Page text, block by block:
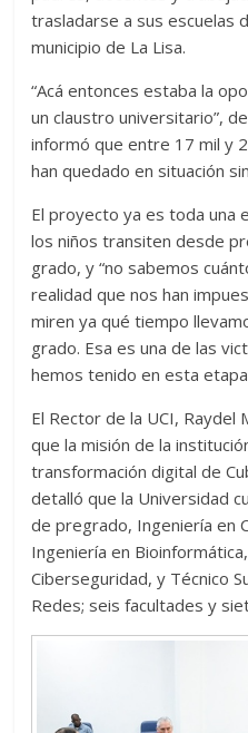
trasladarse a sus escuelas
municipio de La Lisa.
“Acá entonces estaba la
un claustro universitario”,
informó que entre 17 mil y
han quedado en situación
El proyecto ya es toda una
los niños transiten desde
grado, y “no sabemos
realidad que nos han
miren ya qué tiempo
grado. Esa es una de las
hemos tenido en esta
El Rector de la UCI, Raydel
que la misión de la
transformación digital de
detalló que la Universidad
de pregrado, Ingeniería en
Ingeniería en
Ciberseguridad, y Técnico
Redes; seis facultades y